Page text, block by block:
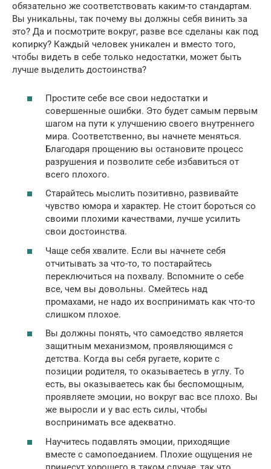
обязательно же соответствовать каким-то стандартам.
Вы уникальны, так почему вы должны себя винить за
это? Да и посмотрите вокруг, разве все сделаны как под
копирку? Каждый человек уникален и вместо того,
чтобы видеть в себе только недостатки, может быть
лучше выделить достоинства?
Простите себе все свои недостатки и
совершенные ошибки. Это будет самым первым
шагом на пути к улучшению своего внутреннего
мира. Соответственно, вы начнете меняться.
Благодаря прощению вы остановите процесс
разрушения и позволите себе избавиться от
всего плохого.
Старайтесь мыслить позитивно, развивайте
чувство юмора и характер. Не стоит бороться со
своими плохими качествами, лучше усилить
свои достоинства.
Чаще себя хвалите. Если вы начнете себя
отчитывать за что-то, то постарайтесь
переключиться на похвалу. Вспомните о себе
все, чем вы довольны. Смейтесь над
промахами, не надо их воспринимать как что-то
слишком плохое.
Вы должны понять, что самоедство является
защитным механизмом, проявляющимся с
детства. Когда вы себя ругаете, корите с
позиции родителя, то оказываетесь в углу. То
есть, вы оказываетесь как бы беспомощным,
проявляете эмоции, но вокруг вас все плохо. Вы
же выросли и у вас есть силы, чтобы
воспринимать все адекватно.
Научитесь подавлять эмоции, приходящие
вместе с самопоеданием. Плохие ощущения не